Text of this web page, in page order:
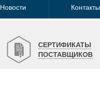
Новости Контакты
СЕРТИФИКАТЫ
ПОСТАВЩИКОВ